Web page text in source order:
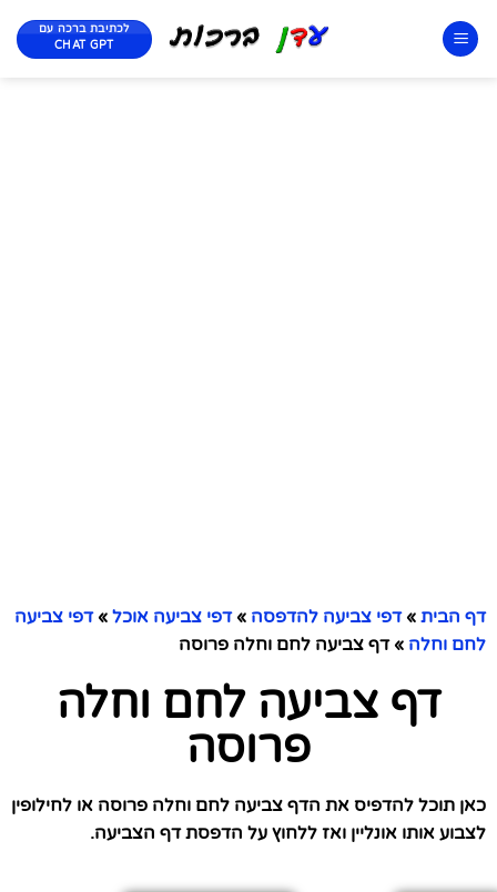
לכתיבת ברכה עם
CHAT GPT
דף הבית » דפי צביעה להדפסה » דפי צביעה אוכל » דפי צביעה
לחם וחלה » דף צביעה לחם וחלה פרוסה
דף צביעה לחם וחלה
פרוסה
כאן תוכל להדפיס את הדף צביעה לחם וחלה פרוסה או לחילופין
לצבוע אותו אונליין ואז ללחוץ על הדפסת דף הצביעה.